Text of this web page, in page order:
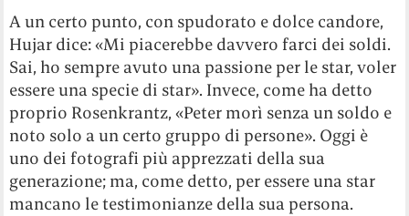
A un certo punto, con spudorato e dolce candore,
Hujar dice: «Mi piacerebbe davvero farci dei soldi.
Sai, ho sempre avuto una passione per le star, voler
essere una specie di star». Invece, come ha detto
proprio Rosenkrantz, «Peter morì senza un soldo e
noto solo a un certo gruppo di persone». Oggi è
uno dei fotografi più apprezzati della sua
generazione; ma, come detto, per essere una star
mancano le testimonianze della sua persona.